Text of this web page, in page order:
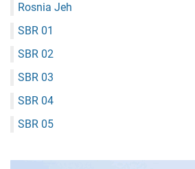
Rosnia Jeh
SBR 01
SBR 02
SBR 03
SBR 04
SBR 05